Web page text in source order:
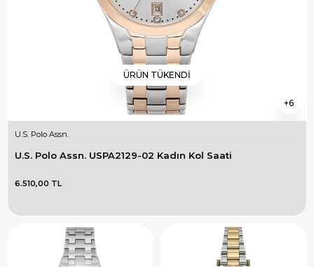
6
ÜRÜN TÜKENDI
U.S. Polo Assn.
U.S. Polo Assn. USPA2129-02 Kadın Kol Saati
6.510,00 TL